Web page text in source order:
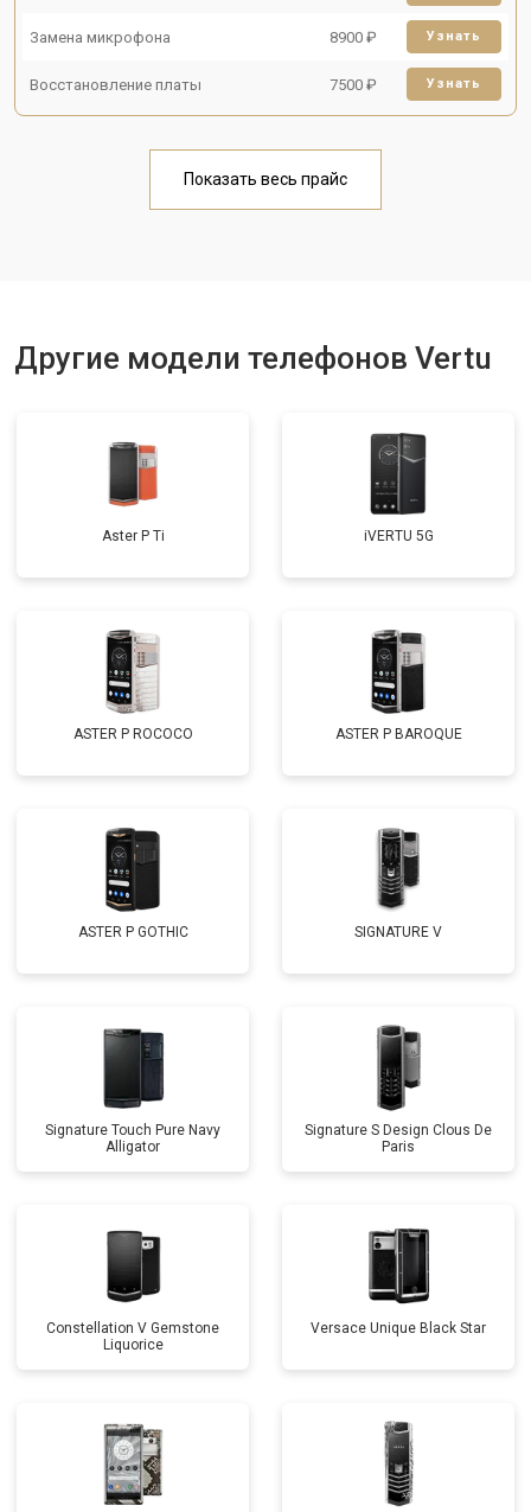
Замена микрофона 8900 ₽ Узнать
Восстановление платы 7500 ₽ Узнать
Показать весь прайс
Другие модели телефонов Vertu
Aster P Ti iVERTU 5G
ASTER P ROCOCO ASTER P BAROQUE
ASTER P GOTHIC SIGNATURE V
Signature Touch Pure Navy
Alligator
Signature S Design Clous De
Paris
Constellation V Gemstone
Liquorice
Versace Unique Black Star